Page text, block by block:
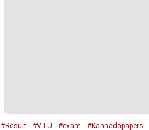
#Result #VTU #exam #Kannadapapers